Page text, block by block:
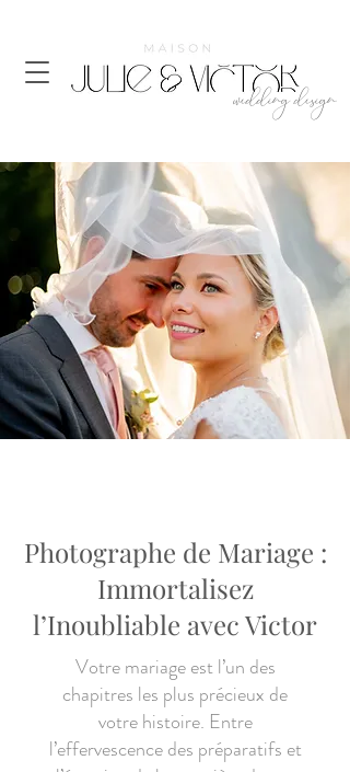
wedding design
Photographe de Mariage :
Immortalisez
l’Inoubliable avec Victor
Votre mariage est l’un des
chapitres les plus précieux de
votre histoire. Entre
l’effervescence des préparatifs et